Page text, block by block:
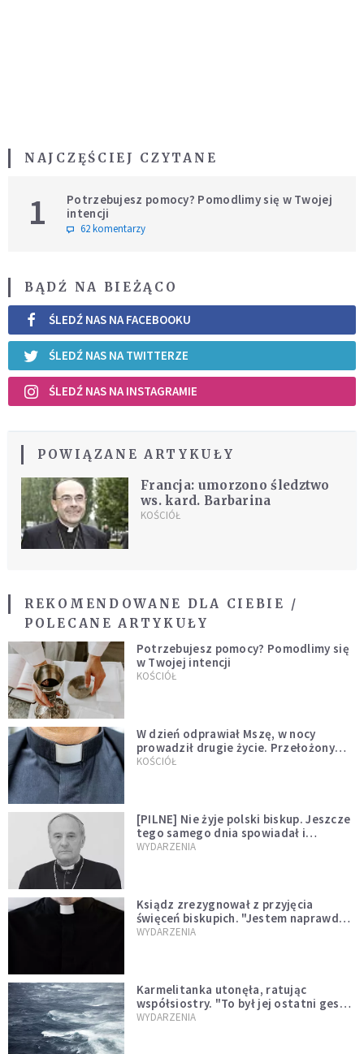
NAJCZĘŚCIEJ CZYTANE
1
Potrzebujesz pomocy? Pomodlimy się w Twojej
intencji
62 komentarzy
BĄDŹ NA BIEŻĄCO
ŚLEDŹ NAS NA FACEBOOKU
ŚLEDŹ NAS NA TWITTERZE
ŚLEDŹ NAS NA INSTAGRAMIE
POWIĄZANE ARTYKUŁY
Francja: umorzono śledztwo
ws. kard. Barbarina
KOŚCIÓŁ
REKOMENDOWANE DLA CIEBIE /
POLECANE ARTYKUŁY
Potrzebujesz pomocy? Pomodlimy się
w Twojej intencji
KOŚCIÓŁ
W dzień odprawiał Mszę, w nocy
prowadził drugie życie. Przełożony
kazał mu opuścić zakon
KOŚCIÓŁ
[PILNE] Nie żyje polski biskup. Jeszcze
tego samego dnia spowiadał i
sprawował Mszę świętą
WYDARZENIA
Ksiądz zrezygnował z przyjęcia
święceń biskupich. "Jestem naprawdę
niegodny"
WYDARZENIA
Karmelitanka utonęła, ratując
współsiostry. "To był jej ostatni gest
miłości"
WYDARZENIA